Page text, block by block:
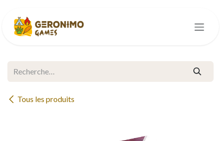
Tous les produits